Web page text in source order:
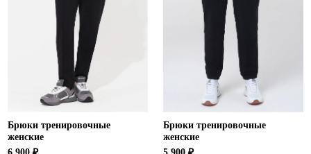
Ханты-Мансийский автономный округ (3)
Челябинская область (2)
Ямало-Ненецкий автономный округ (1)
Ярославская область (1)
Брюки тренировочные
женские
Брюки тренировочные
женские